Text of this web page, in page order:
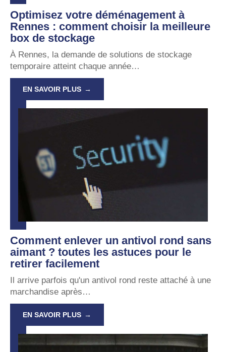
Optimisez votre déménagement à
Rennes : comment choisir la meilleure
box de stockage
À Rennes, la demande de solutions de stockage
temporaire atteint chaque année…
EN SAVOIR PLUS
Comment enlever un antivol rond sans
aimant ? toutes les astuces pour le
retirer facilement
Il arrive parfois qu'un antivol rond reste attaché à une
marchandise après…
EN SAVOIR PLUS